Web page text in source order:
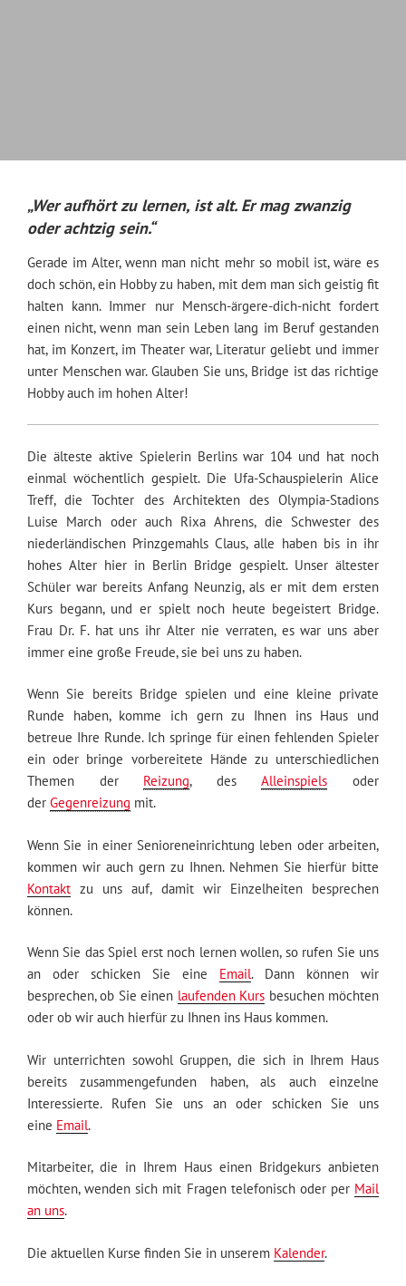
„Wer aufhört zu lernen, ist alt. Er mag zwanzig
oder achtzig sein.“
Gerade im Alter, wenn man nicht mehr so mobil ist, wäre es
doch schön, ein Hobby zu haben, mit dem man sich geistig fit
halten kann. Immer nur Mensch-ärgere-dich-nicht fordert
einen nicht, wenn man sein Leben lang im Beruf gestanden
hat, im Konzert, im Theater war, Literatur geliebt und immer
unter Menschen war. Glauben Sie uns, Bridge ist das richtige
Hobby auch im hohen Alter!
Die älteste aktive Spielerin Berlins war 104 und hat noch
einmal wöchentlich gespielt. Die Ufa-Schauspielerin Alice
Treff, die Tochter des Architekten des Olympia-Stadions
Luise March oder auch Rixa Ahrens, die Schwester des
niederländischen Prinzgemahls Claus, alle haben bis in ihr
hohes Alter hier in Berlin Bridge gespielt. Unser ältester
Schüler war bereits Anfang Neunzig, als er mit dem ersten
Kurs begann, und er spielt noch heute begeistert Bridge.
Frau Dr. F. hat uns ihr Alter nie verraten, es war uns aber
immer eine große Freude, sie bei uns zu haben.
Wenn Sie bereits Bridge spielen und eine kleine private
Runde haben, komme ich gern zu Ihnen ins Haus und
betreue Ihre Runde. Ich springe für einen fehlenden Spieler
ein oder bringe vorbereitete Hände zu unterschiedlichen
Themen der Reizung, desAlleinspiels oder
der Gegenreizung mit.
Wenn Sie in einer Senioreneinrichtung leben oder arbeiten,
kommen wir auch gern zu Ihnen. Nehmen Sie hierfür bitte
Kontakt zu uns auf, damit wir Einzelheiten besprechen
können.
Wenn Sie das Spiel erst noch lernen wollen, so rufen Sie uns
an oder schicken Sie eine Email. Dann können wir
besprechen, ob Sie einen laufenden Kurs besuchen möchten
oder ob wir auch hierfür zu Ihnen ins Haus kommen.
Wir unterrichten sowohl Gruppen, die sich in Ihrem Haus
bereits zusammengefunden haben, als auch einzelne
Interessierte. Rufen Sie uns an oder schicken Sie uns
eine Email.
Mitarbeiter, die in Ihrem Haus einen Bridgekurs anbieten
möchten, wenden sich mit Fragen telefonisch oder per Mail
an uns.
Die aktuellen Kurse finden Sie in unserem Kalender.